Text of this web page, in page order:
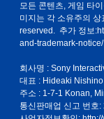
사
용
하
지
아
도
됩
니
모든 콘텐츠, 게임 타
미지는 각 소유주의
reserved. 추가 정보:
and-trademark-notice/
회사명 : Sony
대표 : Hideaki Nishino
주소 : 1-7-1 Konan,
통신판매업 신고 번호